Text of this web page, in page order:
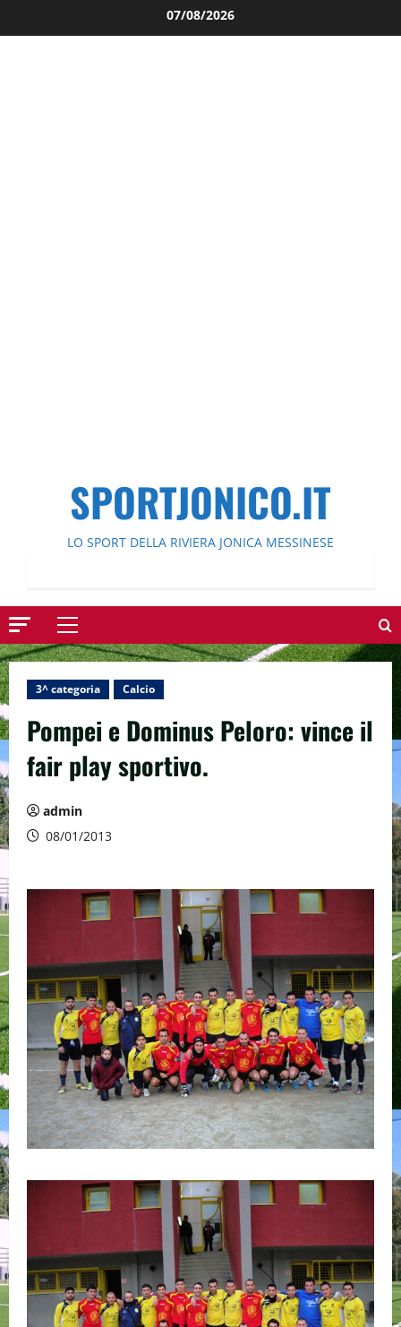
al
07/08/2026
SPORTJONICO.IT
LO SPORT DELLA RIVIERA JONICA MESSINESE
Menu
principale
3^ categoria Calcio
Pompei e Dominus Peloro: vince il
fair play sportivo.
admin
08/01/2013